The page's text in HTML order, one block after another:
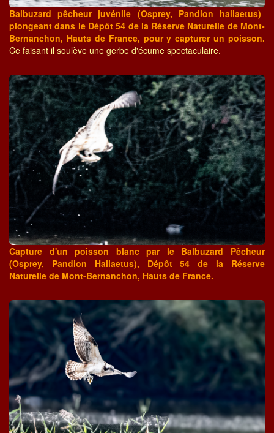
Balbuzard pêcheur juvénile (Osprey, Pandion haliaetus)
plongeant dans le Dépôt 54 de la Réserve Naturelle de Mont-
Bernanchon, Hauts de France, pour y capturer un poisson.
Ce faisant il soulève une gerbe d'écume spectaculaire.
Capture d'un poisson blanc par le Balbuzard Pêcheur
(Osprey, Pandion Haliaetus), Dépôt 54 de la Réserve
Naturelle de Mont-Bernanchon, Hauts de France.